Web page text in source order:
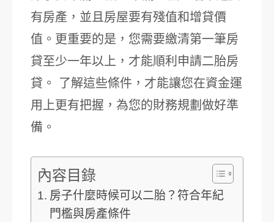
有房產，並且房屋要有殘值和增貸價
值。更重要的是，您需要繳清第一筆房
貸至少一年以上，才能順利申請二胎房
貸。 了解這些條件，才能讓您在資金運
用上更有把握，為您的財務規劃做好準
備。
內容目錄
房子什麼時候可以二胎？符合年紀
門檻與房產條件